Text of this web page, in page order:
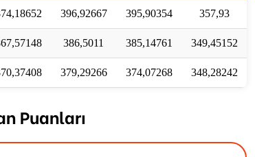
396,92667 395,90354 357,93
386,5011 385,14761 349,45152
379,29266 374,07268 348,28242
Puanları